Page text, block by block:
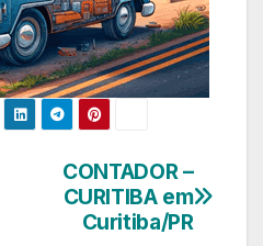
CONTADOR –
CURITIBA em
Curitiba/PR